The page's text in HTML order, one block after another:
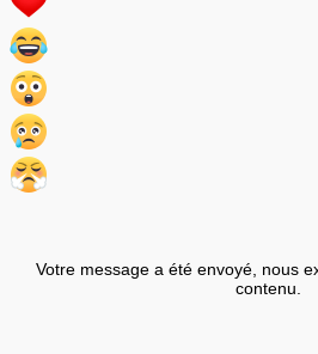
Votre message a été envoyé, nous
contenu.